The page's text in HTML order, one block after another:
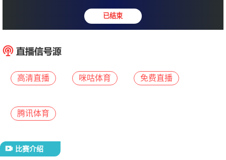
斯路普隆尼亚 : 罗扎
高清直播 咪咕体育 免费直播
腾讯体育
比赛介绍